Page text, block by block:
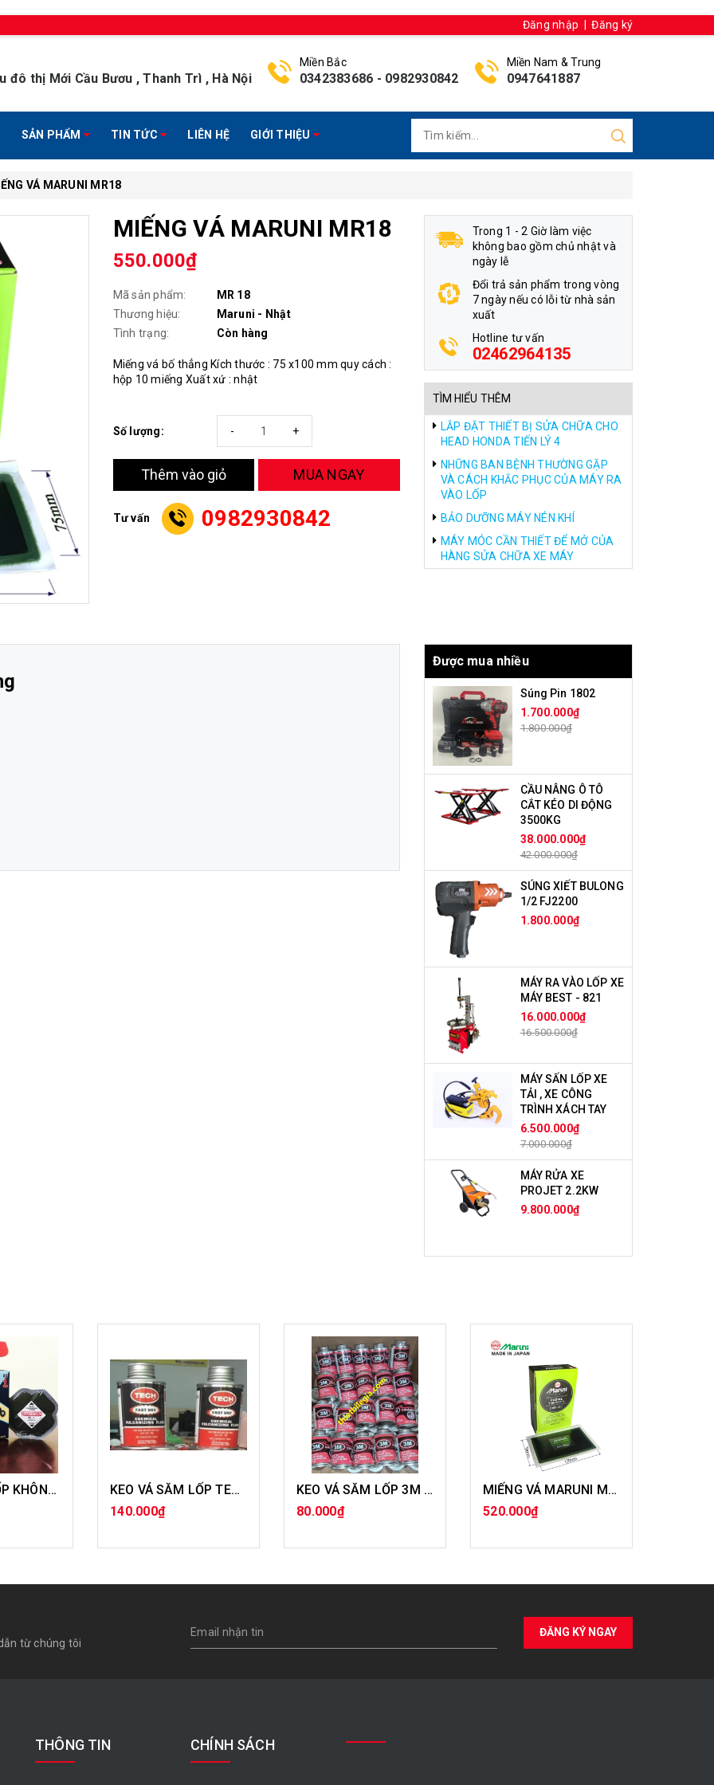
Đăng nhập Đăng ký
đô thị Mới Cầu Bươu , Thanh Trì , Hà Nội
Miền Bắc
0342383686 - 0982930842
Miền Nam & Trung
0947641887
SẢN PHẨM TIN TỨC LIÊN HỆ GIỚI THIỆU
VÁ MARUNI MR18
MIẾNG VÁ MARUNI MR18
550.000₫
Mã sản phẩm:
MR 18
Thương hiệu:
Maruni - Nhật
Tình trạng:
Còn hàng
Miếng vá bố thẳng Kích thước : 75 x100 mm quy cách :
hộp 10 miếng Xuất xứ : nhật
Số lượng: +
-
Thêm vào giỏ MUA NGAY
Tư vấn 0982930842
Trong 1 - 2 Giờ làm việc
không bao gồm chủ nhật và
ngày lễ
Đổi trả sản phẩm trong vòng
7 ngày nếu có lỗi từ nhà sản
xuất
Hotline tư vấn
02462964135
TÌM HIỂU THÊM
LẮP ĐẶT THIẾT BỊ SỬA CHỮA CHO
HEAD HONDA TIẾN LÝ 4
NHỮNG BAN BỆNH THƯỜNG GẶP
VÀ CÁCH KHẮC PHỤC CỦA MÁY RA
VÀO LỐP
BẢO DƯỠNG MÁY NÉN KHÍ
MÁY MÓC CẦN THIẾT ĐỂ MỞ CỦA
HÀNG SỬA CHỮA XE MÁY
Được mua nhiều
Súng Pin 1802
1.700.000₫
1.800.000₫
CẦU NÂNG Ô TÔ
CẮT KÉO DI ĐỘNG
3500KG
38.000.000₫
42.000.000₫
SÚNG XIẾT BULONG
1/2 FJ2200
1.800.000₫
MÁY RA VÀO LỐP XE
MÁY BEST - 821
16.000.000₫
16.500.000₫
MÁY SẤN LỐP XE
TẢI , XE CÔNG
TRÌNH XÁCH TAY
6.500.000₫
7.000.000₫
MÁY RỬA XE
PROJET 2.2KW
9.800.000₫
MIẾNG VÁ LỐP KHÔNG SĂM XE TẢI , MIẾNG VÁ ẤN ĐỘ BỐ CHÉO BS0- BS 8
KEO VÁ SĂM LỐP TECH 760
140.000₫
MUA HÀNG
KEO VÁ SĂM LỐP 3M - ẤN ĐỘ
80.000₫
MUA HÀNG
MIẾNG VÁ MARUNI MR12
520.000₫
MUA HÀNG
từ chúng tôi
ĐĂNG KÝ NGAY
THÔNG TIN CHÍNH SÁCH